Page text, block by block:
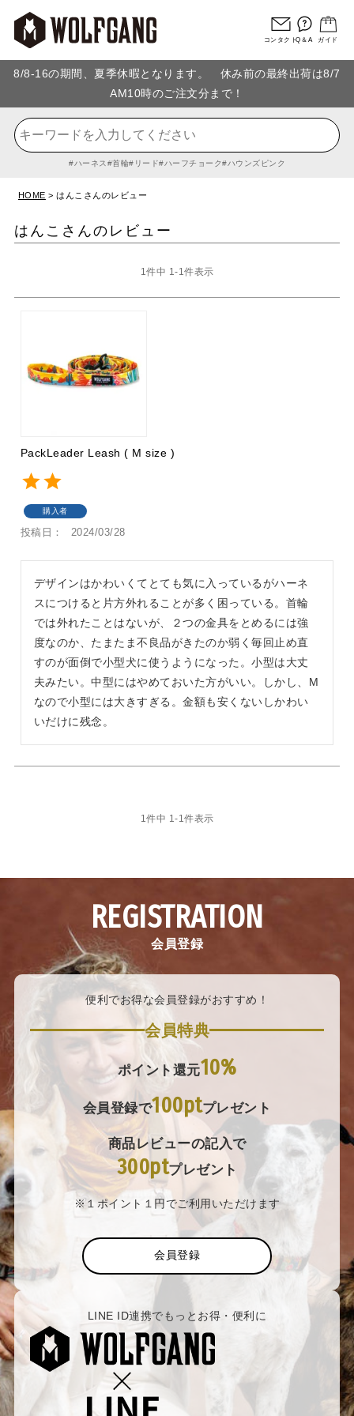
コンタクトQ＆A ガイド
8/8-16の期間、夏季休暇となります。 休み前の最終出荷は8/7
AM10時のご注文分まで！
ハーネス 首輪 リード ハーフチョーク ハウンズピンク
HOME はんこさんのレビュー
はんこさんのレビュー
1 件中 1 -1 件表示
PackLeader Leash ( M size )
購入者
投稿日 2024/03/28
デザインはかわいくてとても気に入っているがハーネ
スにつけると片方外れることが多く困っている。首輪
では外れたことはないが、２つの金具をとめるには強
度なのか、たまたま不良品がきたのか弱く毎回止め直
すのが面倒で小型犬に使うようになった。小型は大丈
夫みたい。中型にはやめておいた方がいい。しかし、M
なので小型には大きすぎる。金額も安くないしかわい
いだけに残念。
1件中 1-1件表示
REGISTRATION
会員登録
便利でお得な会員登録がおすすめ！
会員特典
ポイント還元10%
会員登録で100ptプレゼント
商品レビューの記入で
300ptプレゼント
※１ポイント１円でご利用いただけます
会員登録
LINE ID連携でもっとお得・便利に